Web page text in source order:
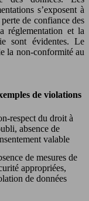
s’exposent à
de confiance des
réglementation et la
sont évidentes. Le
la non-conformité au
de violations
respect du droit à
absence de
valable
de mesures de
appropriées,
de données